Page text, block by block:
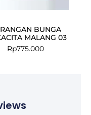
BUNGA
MALANG 03
Rp775.000